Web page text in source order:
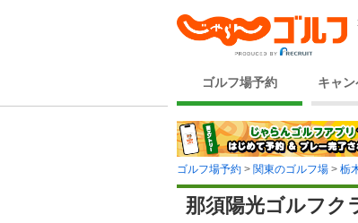
ゴルフ場予約 キャ
ゴルフ場予約 > 関東のゴルフ場 > 栃
那須陽光ゴルフク